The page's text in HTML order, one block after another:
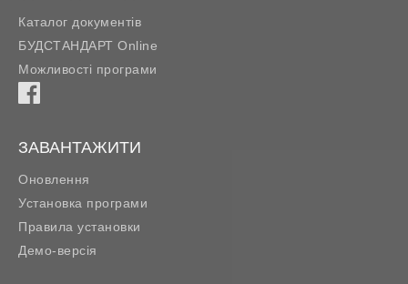
Каталог документів
БУДСТАНДАРТ Online
Можливості програми
ЗАВАНТАЖИТИ
Оновлення
Установка програми
Правила установки
Демо-версія